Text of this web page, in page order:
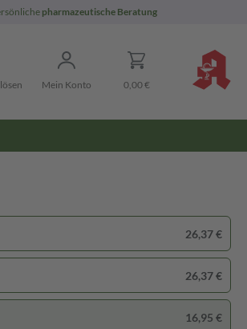
pharmazeutische Beratung
Mein Konto 0,00 €
26,37 €
26,37 €
16,95 €